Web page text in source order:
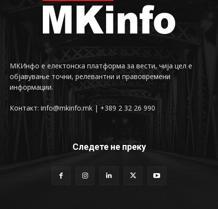
МКИнфо е електонска платформа за вести, чија цел е
објавување точни, релевантни и правовремени
информации.
Контакт: info@mkinfo.mk | +389 2 32 26 990
Следете не преку